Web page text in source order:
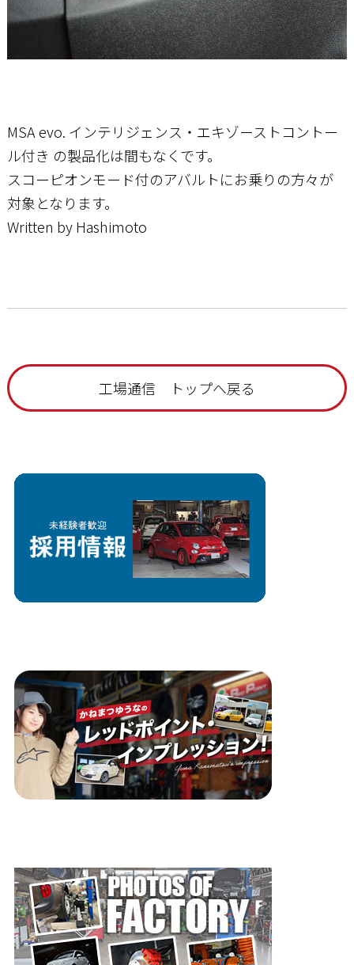
MSA evo. インテリジェンス・エキゾーストコントー
ル付き の製品化は間もなくです。
スコーピオンモード付のアバルトにお乗りの方々が
対象となります。
Written by Hashimoto
工場通信 トップへ戻る